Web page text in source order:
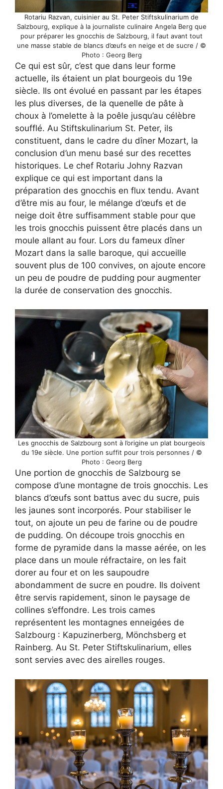
Rotariu Razvan, cuisinier au St. Peter Stiftskulinarium de
Salzbourg, explique à la journaliste culinaire Angela Berg que
pour préparer les gnocchis de Salzbourg, il faut avant tout
une masse stable de blancs d’œufs en neige et de sucre / ©
Photo : Georg Berg
Ce qui est sûr, c’est que dans leur forme
actuelle, ils étaient un plat bourgeois du 19e
siècle. Ils ont évolué en passant par les étapes
les plus diverses, de la quenelle de pâte à
choux à l’omelette à la poêle jusqu’au célèbre
soufflé. Au Stiftskulinarium St. Peter, ils
constituent, dans le cadre du dîner Mozart, la
conclusion d’un menu basé sur des recettes
historiques. Le chef Rotariu Johny Razvan
explique ce qui est important dans la
préparation des gnocchis en flux tendu. Avant
d’être mis au four, le mélange d’œufs et de
neige doit être suffisamment stable pour que
les trois gnocchis puissent être placés dans un
moule allant au four. Lors du fameux dîner
Mozart dans la salle baroque, qui accueille
souvent plus de 100 convives, on ajoute encore
un peu de poudre de pudding pour augmenter
la durée de conservation des gnocchis.
Les gnocchis de Salzbourg sont à l’origine un plat bourgeois
du 19e siècle. Une portion suffit pour trois personnes / ©
Photo : Georg Berg
Une portion de gnocchis de Salzbourg se
compose d’une montagne de trois gnocchis. Les
blancs d’œufs sont battus avec du sucre, puis
les jaunes sont incorporés. Pour stabiliser le
tout, on ajoute un peu de farine ou de poudre
de pudding. On découpe trois gnocchis en
forme de pyramide dans la masse aérée, on les
place dans un moule réfractaire, on les fait
dorer au four et on les saupoudre
abondamment de sucre en poudre. Ils doivent
être servis rapidement, sinon le paysage de
collines s’effondre. Les trois cames
représentent les montagnes enneigées de
Salzbourg : Kapuzinerberg, Mönchsberg et
Rainberg. Au St. Peter Stiftskulinarium, elles
sont servies avec des airelles rouges.